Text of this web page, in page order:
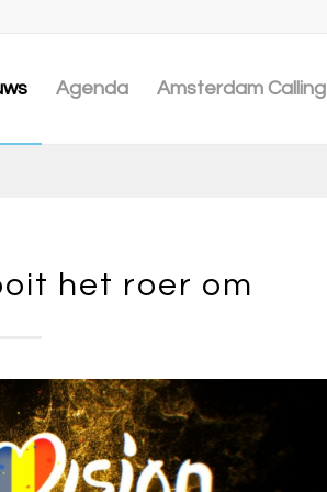
Agenda Amsterdam Calling
het roer om